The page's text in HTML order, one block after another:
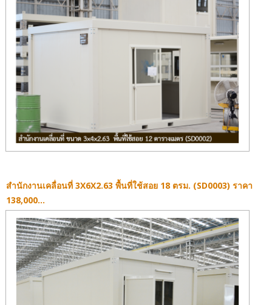
สำนักงานเคลื่อนที่ 3X6X2.63 พื้นที่ใช้สอย 18 ตรม. (SD0003) ราคา
138,000...